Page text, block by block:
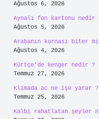
Ağustos 6, 2026
Aynalı fon kartonu nedir
Ağustos 5, 2026
Arabanın kornası biter
Ağustos 4, 2026
Kürtçe’de kenger nedir ?
Temmuz 27, 2026
Klimada ac ne işe yarar ?
Temmuz 25, 2026
Kalbi rahatlatan şeyler